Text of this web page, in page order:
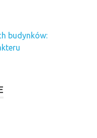
budynków: